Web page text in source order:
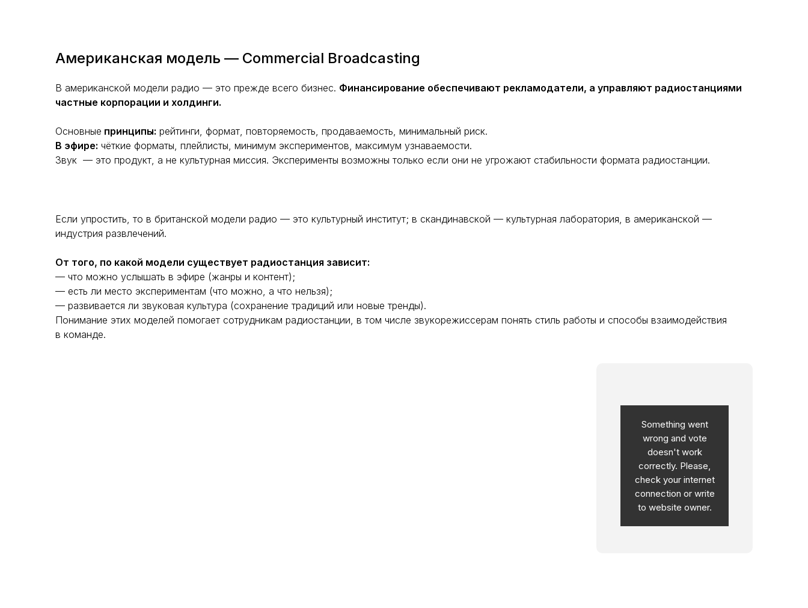
Американская модель — Commercial Broadcasting
В американской модели радио — это прежде всего бизнес. Финансирование обеспечивают рекламодатели, а управляют радиостанциями
частные корпорации и холдинги.
Основные принципы: рейтинги, формат, повторяемость, продаваемость, минимальный риск.
В эфире: чёткие форматы, плейлисты, минимум экспериментов, максимум узнаваемости.
Звук — это продукт, а не культурная миссия. Эксперименты возможны только если они не угрожают стабильности формата радиостанции.
Если упростить, то в британской модели радио — это культурный институт; в скандинавской — культурная лаборатория, в американской —
индустрия развлечений.
От того, по какой модели существует радиостанция зависит:
— что можно услышать в эфире (жанры и контент);
— есть ли место экспериментам (что можно, а что нельзя);
— развивается ли звуковая культура (сохранение традиций или новые тренды).
Понимание этих моделей помогает сотрудникам радиостанции, в том числе звукорежиссерам понять стиль работы и способы взаимодействия
в команде.
Something went
wrong and vote
doesn't work
correctly. Please,
check your internet
connection or write
to website owner.